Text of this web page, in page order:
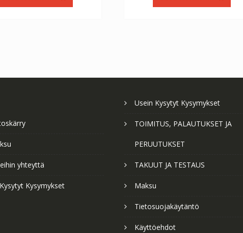
€56.64. €31.47.
€56.64. €31.47.
yhteyttä
Kysymykset
Usein Kysytyt Kysymykset
TOIMITUS, PALAUTUKSET JA
PERUUTUKSET
TAKUUT JA TESTAUS
Maksu
Tietosuojakäytäntö
Käyttöehdot